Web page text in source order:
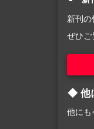
新刊
ぜひ
他
他にも